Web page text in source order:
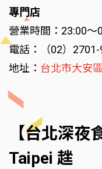
專門店
營業時間：23:00～
電話：（02）2701-
地址： 台北市大安
【台北深夜
Taipei 趖